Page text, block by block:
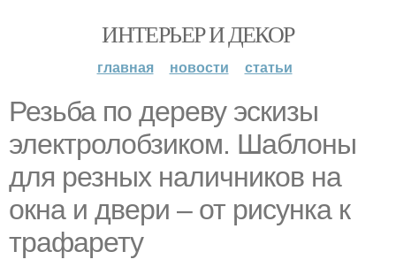
ИНТЕРЬЕР И ДЕКОР
главная новости статьи
Резьба по дереву эскизы
электролобзиком. Шаблоны
для резных наличников на
окна и двери – от рисунка к
трафарету